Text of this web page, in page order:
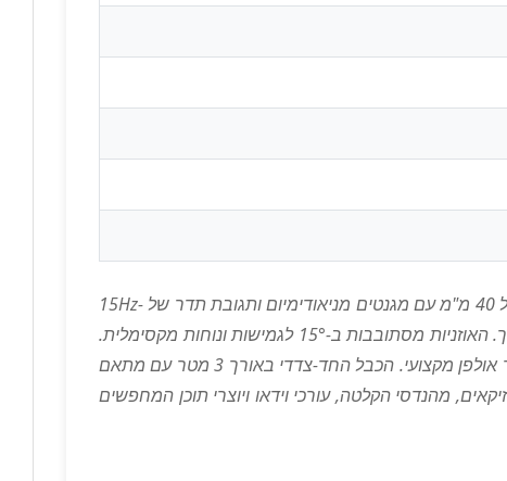
אוזניות Audio-Technica ATH-M20X הן פתרון מקצועי ונגיש לעבודת סטודיו, ניטור ועריכת שמע. עם דרייברים דינמיים בגודל 40 מ"מ עם מגנטים מניאודימיום ותגובת תדר של 15Hz-
20kHz, האוזניות מספקות שמע מאוזן ומדויק. העיצוב Over-Ear הסגור מבטיח בידוד אקוסטי מעולה ונוחות לשימוש ממושך. האוזניות מסתובבות ב-15° לגמישות ונוחות מקסימלית.
עם עכבה נמוכה של 47 אוהם ורגישות של 96dB, האוזניות מתאימות למגוון רחב של מכשירים – ממחשבים ניידים ועד ציוד אולפן מקצועי. הכבל החד-צדדי באורך 3 מטר עם מתאם
אידיאליות למוזיקאים, מהנדסי הקלטה, עורכי וידאו ויוצרי תוכן המחפשים